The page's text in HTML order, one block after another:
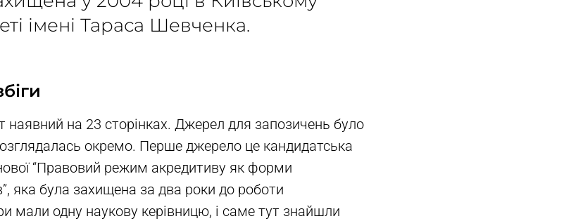
імені Тараса Шевченка.
наявний на 23 сторінках. Джерел для запозичень було
окремо. Перше джерело це кандидатська
“Правовий режим акредитиву як форми
яка була захищена за два роки до роботи
мали одну наукову керівницю, і саме тут знайшли